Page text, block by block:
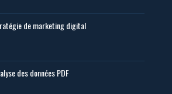
de marketing digital
des données PDF